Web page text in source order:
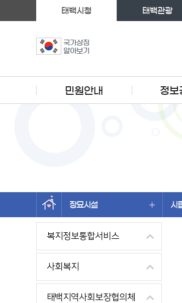
국가상징
알아보기
태백시청 태백관광
민원안내 정보
장묘시설 시
왼쪽메뉴
복지정보통합서비스
사회복지
태백지역사회보장협의체